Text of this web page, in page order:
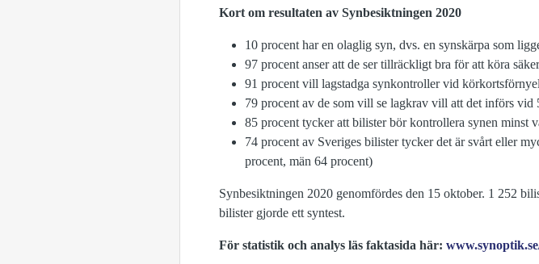
Kort om resultaten av Synbesiktningen 2020
10 procent har en olaglig syn, dvs. en synskärpa som
97 procent anser att de ser tillräckligt bra för att köra
91 procent vill lagstadga synkontroller vid
79 procent av de som vill se lagkrav vill att det införs vid
85 procent tycker att bilister bör kontrollera synen minst
74 procent av Sveriges bilister tycker det är svårt eller
procent, män 64 procent)
Synbesiktningen 2020 genomfördes den 15 oktober. 1 252
bilister gjorde ett syntest.
För statistik och analys läs faktasida här: